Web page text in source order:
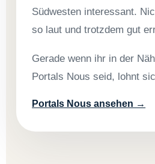
Südwesten interessant.
so laut und trotzdem gut
Gerade wenn ihr in der
Portals Nous seid, lohnt
Portals Nous ansehen →